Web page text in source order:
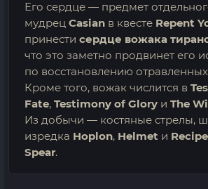
Его сердце — предмет
мудрец Casian в квесте Repent
принести сердце вожака
что это заметно продвинет его
по восстановлению
Кроме того, вожак числится в
Fate, Testimony of Glory и The
Из добычи — костяные стрелы,
изредка Hoplon, Helmet и
Spear.